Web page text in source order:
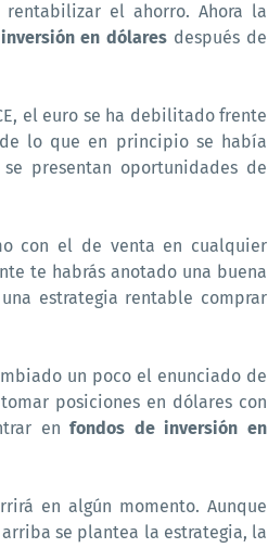
el ahorro. Ahora la
en dólares después de
el euro se ha debilitado frente
lo que en principio se había
presentan oportunidades de
con el de venta en cualquier
te habrás anotado una buena
estrategia rentable comprar
un poco el enunciado de
posiciones en dólares con
enfondos de inversión en
en algún momento. Aunque
se plantea la estrategia, la